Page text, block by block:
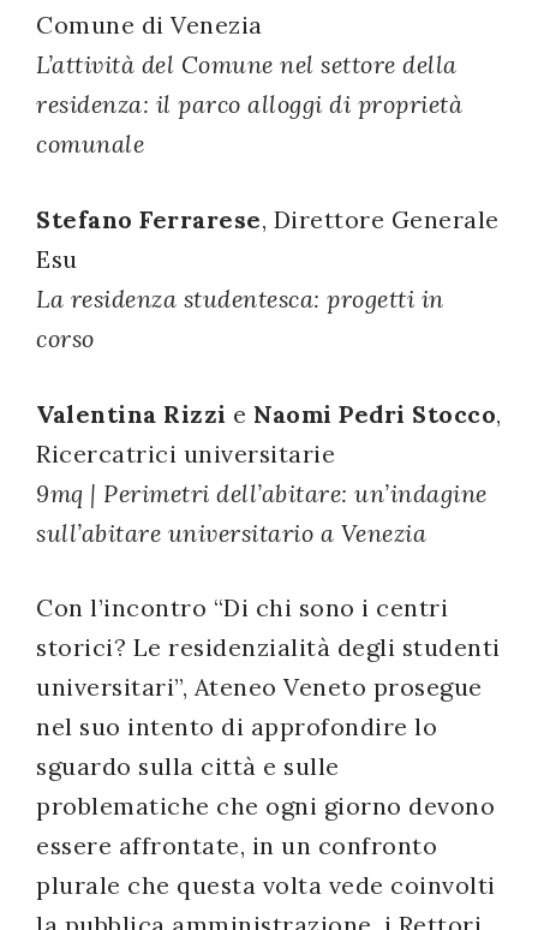
Comune di Venezia
L’attività del Comune nel settore della
residenza: il parco alloggi di proprietà
comunale
Stefano Ferrarese, Direttore Generale
Esu
La residenza studentesca: progetti in
corso
Valentina Rizzi e Naomi Pedri Stocco,
Ricercatrici universitarie
9mq | Perimetri dell’abitare: un’indagine
sull’abitare universitario a Venezia
Con l’incontro “Di chi sono i centri
storici? Le residenzialità degli studenti
universitari”, Ateneo Veneto prosegue
nel suo intento di approfondire lo
sguardo sulla città e sulle
problematiche che ogni giorno devono
essere affrontate, in un confronto
plurale che questa volta vede coinvolti